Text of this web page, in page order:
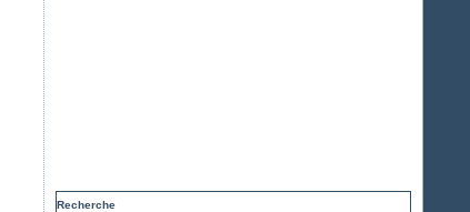
Recherche